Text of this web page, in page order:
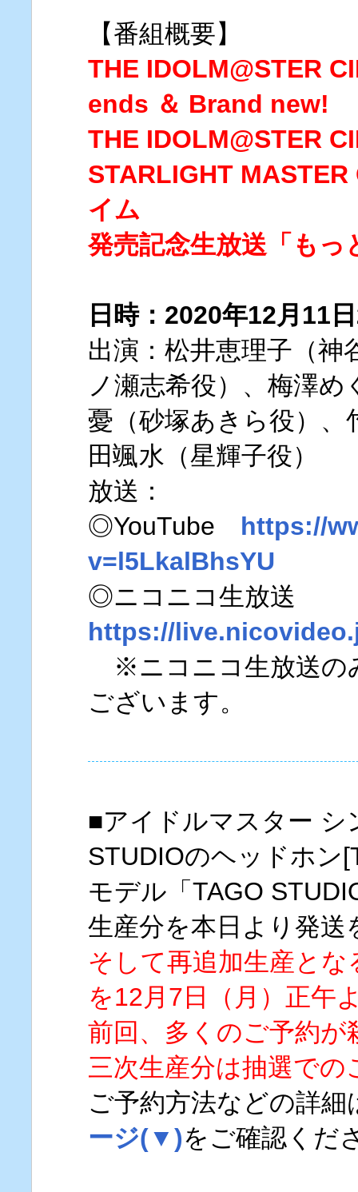
【番組概要】
THE IDOLM@STER
ends ＆ Brand new!
THE IDOLM@STER
STARLIGHT
イム
発売記念生放送「も
日時：2020年12月11
出演：松井恵理子（神
ノ瀬志希役）、梅澤
憂（砂塚あきら役）、
田颯水（星輝子役）
放送：
◎YouTube https://
v=l5LkalBhsYU
◎ニコニコ生放送
https://
※ニコニコ生放送の
ございます。
■アイドルマスター シ
STUDIOのヘッドホン
モデル「TAGO
生産分を本日より発送
そして再追加生産と
を12月7日（月）正午
前回、多くのご予約
三次生産分は抽選で
ご予約方法などの詳細
ージ(▼)をご確認くだ